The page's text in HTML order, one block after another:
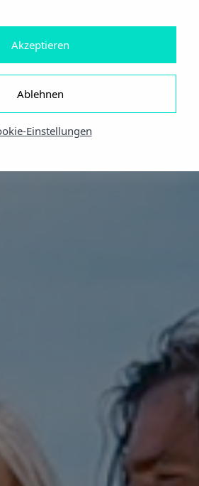
Einstellungen
Ablehnen
Akzeptieren